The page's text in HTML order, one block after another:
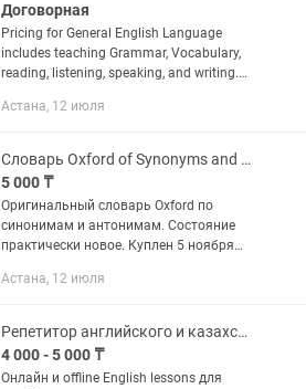
Договорная
Pricing for General English Language
includes teaching Grammar, Vocabulary,
reading, listening, speaking, and writing.
Астана, 12 июля
Словарь Oxford of Synonyms and Antonyms (Oxford University Press)
5 000 ₸
Оригинальный словарь Oxford по
синонимам и антонимам. Состояние
практически новое. Куплен 5 ноября
фактически не использовался. - Внутри
Астана, 12 июля
Репетитор английского и казахского, пробный бесплатно.
4 000 - 5 000 ₸
Онлайн и offline English lessons для